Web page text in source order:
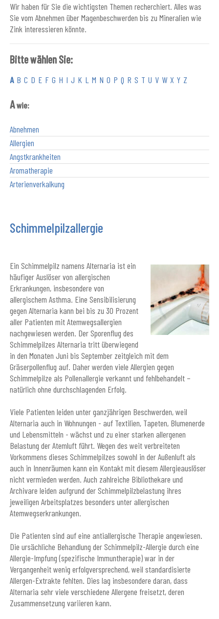
Wir haben für Sie die wichtigsten Themen recherchiert. Alles was
Sie vom Abnehmen über Magenbeschwerden bis zu Mineralien wie
Zink interessieren könnte.
Bitte wählen Sie:
A B C D E F G H I J K L M N O P Q R S T U V W X Y Z
Awie:
Abnehmen
Allergien
Angstkrankheiten
Aromatherapie
Arterienverkalkung
Schimmelpilzallergie
Ein Schimmelpilz namens Alternaria ist ein
häufiger Auslöser von allergischen
Erkrankungen, insbesondere von
allergischem Asthma. Eine Sensibilisierung
gegen Alternaria kann bei bis zu 30 Prozent
aller Patienten mit Atemwegsallergien
nachgewiesen werden. Der Sporenflug des
Schimmelpilzes Alternaria tritt überwiegend
in den Monaten Juni bis September zeitgleich mit dem
Gräserpollenflug auf. Daher werden viele Allergien gegen
Schimmelpilze als Pollenallergie verkannt und fehlbehandelt –
natürlich ohne durchschlagenden Erfolg.
Viele Patienten leiden unter ganzjährigen Beschwerden, weil
Alternaria auch in Wohnungen - auf Textilien, Tapeten, Blumenerde
und Lebensmitteln - wächst und zu einer starken allergenen
Belastung der Atemluft führt. Wegen des weit verbreiteten
Vorkommens dieses Schimmelpilzes sowohl in der Außenluft als
auch in Innenräumen kann ein Kontakt mit diesem Allergieauslöser
nicht vermieden werden. Auch zahlreiche Bibliothekare und
Archivare leiden aufgrund der Schimmelpilzbelastung ihres
jeweiligen Arbeitsplatzes besonders unter allergischen
Atemwegserkrankungen.
Die Patienten sind auf eine antiallergische Therapie angewiesen.
Die ursächliche Behandlung der Schimmelpilz-Allergie durch eine
Allergie-Impfung (spezifische Immuntherapie) war in der
Vergangenheit wenig erfolgversprechend, weil standardisierte
Allergen-Extrakte fehlten. Dies lag insbesondere daran, dass
Alternaria sehr viele verschiedene Allergene freisetzt, deren
Zusammensetzung variieren kann.